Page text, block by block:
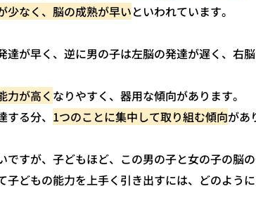
少なく、脳の成熟が早いといわれています。
が早く、逆に男の子は左脳の発達が遅く、右脳
力が高く なりやすく、器用な傾向があります。
する分、 1つのことに集中して取り組む傾向があ
すが、子どもほど、この男の子と女の子の脳
子どもの能力を上手く引き出すには、どのよう